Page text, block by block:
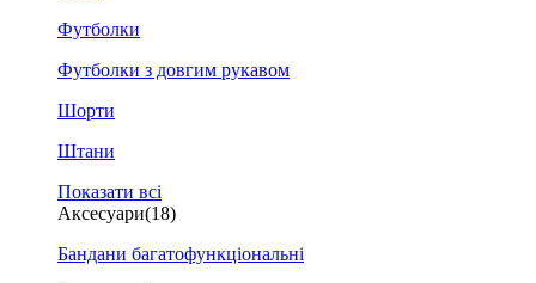
Футболки
Футболки з довгим рукавом
Шорти
Штани
Показати всі
Аксесуари(18)
Бандани багатофункціональні